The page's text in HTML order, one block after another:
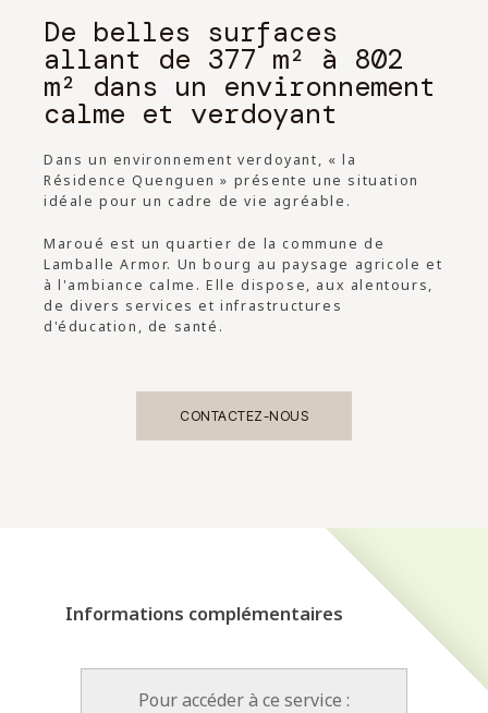
De belles surfaces
allant de 377 m² à 802
m² dans un environnement
calme et verdoyant
Dans un environnement verdoyant, « la
Résidence Quenguen » présente une situation
idéale pour un cadre de vie agréable.
Maroué est un quartier de la commune de
Lamballe Armor. Un bourg au paysage agricole et
à l'ambiance calme. Elle dispose, aux alentours,
de divers services et infrastructures
d'éducation, de santé.
CONTACTEZ-NOUS
Informations complémentaires
Pour accéder à ce service :